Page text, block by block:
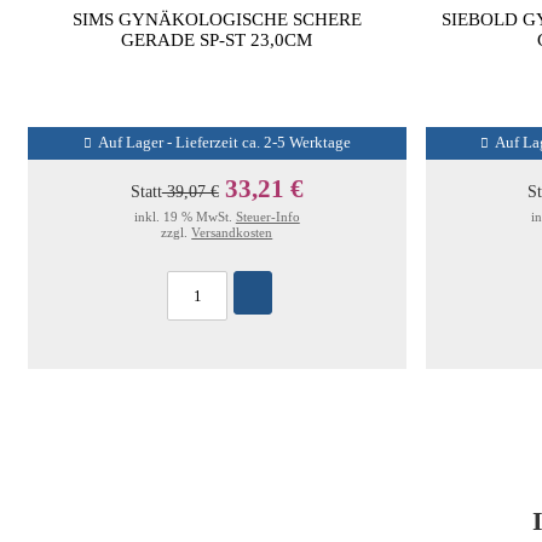
SIMS GYNÄKOLOGISCHE SCHERE
GERADE SP-ST 23,0CM
Auf Lager - Lieferzeit ca. 2-5 Werktage
Statt39,07 € 33,21 €
inkl. 19 % MwSt. Steuer-Info
zzgl.Versandkosten
SIEBOLD
Auf